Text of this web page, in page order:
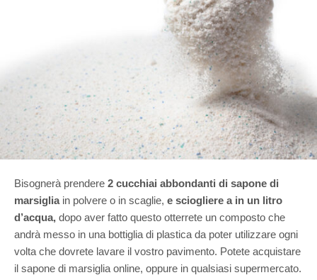
Bisognerà prendere 2 cucchiai abbondanti di sapone di
marsigliain polvere o in scaglie, e sciogliere a in un litro
d’acqua, dopo aver fatto questo otterrete un composto che
andrà messo in una bottiglia di plastica da poter utilizzare ogni
volta che dovrete lavare il vostro pavimento. Potete acquistare
il sapone di marsiglia online, oppure in qualsiasi supermercato.